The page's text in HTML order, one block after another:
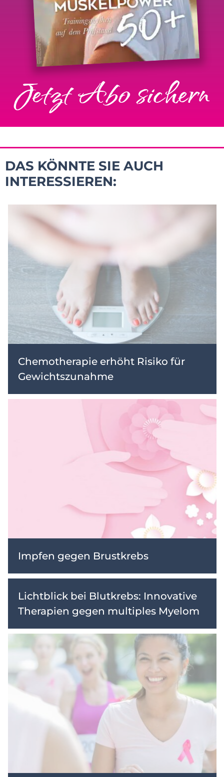
Jetzt Abo sichern
DAS KÖNNTE SIE AUCH
INTERESSIEREN:
Chemotherapie erhöht Risiko für
Gewichtszunahme
Impfen gegen Brustkrebs
Lichtblick bei Blutkrebs: Innovative
Therapien gegen multiples Myelom